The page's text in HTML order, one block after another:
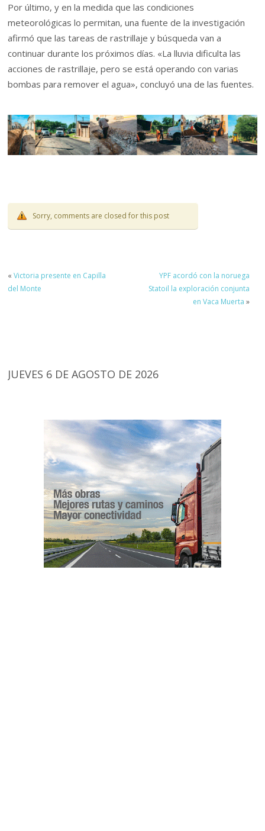
Por último, y en la medida que las condiciones
meteorológicas lo permitan, una fuente de la investigación
afirmó que las tareas de rastrillaje y búsqueda van a
continuar durante los próximos días. «La lluvia dificulta las
acciones de rastrillaje, pero se está operando con varias
bombas para remover el agua», concluyó una de las fuentes.
Sorry, comments are closed for this post
«Victoria presente en Capilla
del Monte
YPF acordó con la noruega
Statoil la exploración conjunta
en Vaca Muerta »
JUEVES 6 DE AGOSTO DE 2026